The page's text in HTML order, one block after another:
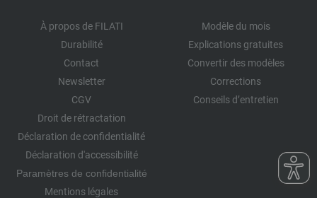
À propos de FILATI
Durabilité
Contact
Newsletter
CGV
Droit de rétractation
Déclaration de confidentialité
Déclaration d'accessibilité
Paramètres de confidentialité
Mentions légales
Modèle du mois
Explications gratuites
Convertir des modèles
Corrections
Conseils d’entretien